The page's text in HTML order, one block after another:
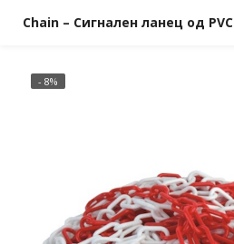
Chain – Сигнален ланец од PVC
- 8%